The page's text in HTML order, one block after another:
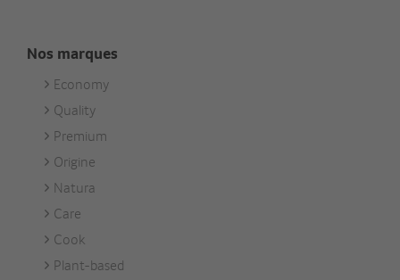
Nos marques
Footer
Unsere
Marken
Economy
Quality
Premium
Origine
Natura
Care
Cook
Plant-based